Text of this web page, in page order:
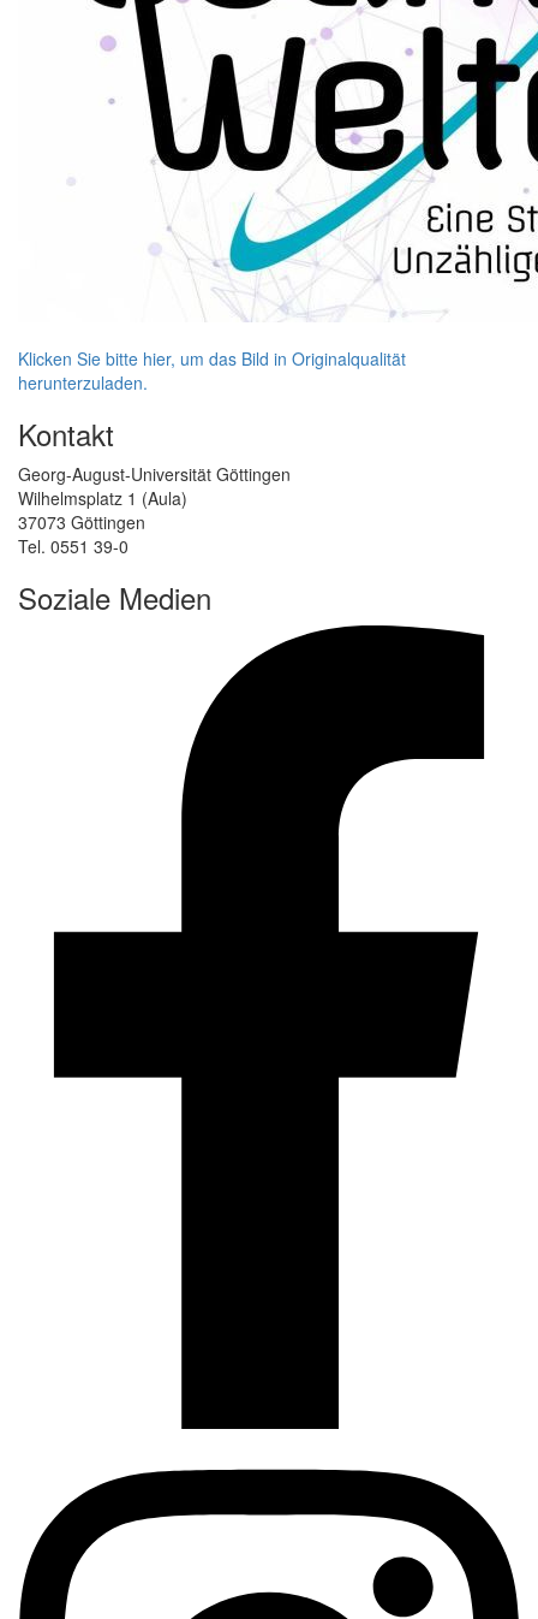
Klicken Sie bitte hier, um das Bild in Originalqualität
herunterzuladen.
Kontakt
Georg-August-Universität Göttingen
Wilhelmsplatz 1 (Aula)
37073 Göttingen
Tel. 0551 39-0
Soziale Medien